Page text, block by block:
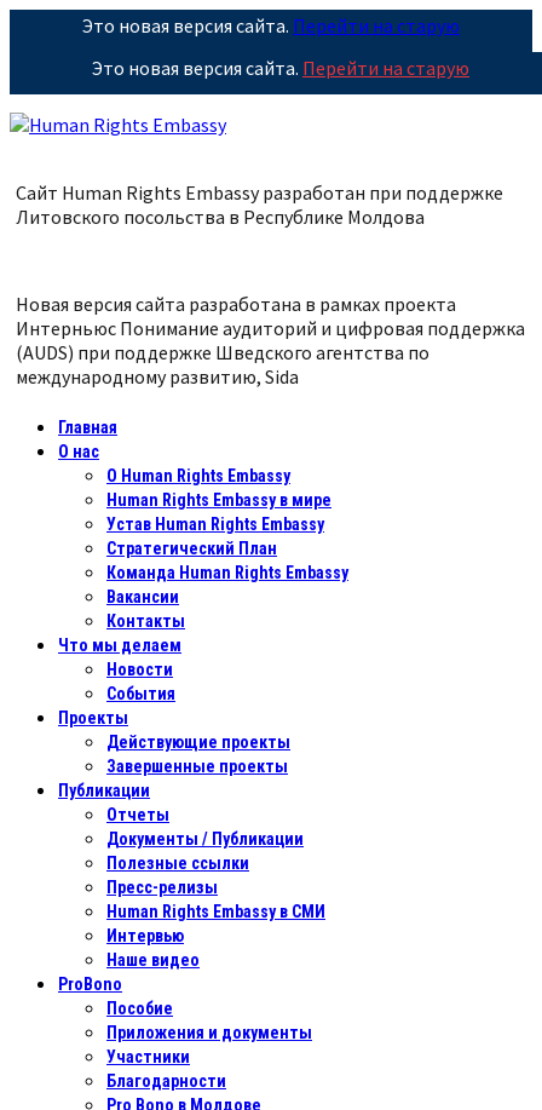
Это новая версия сайта. Перейти на старую
Это новая версия сайта. Перейти на старую
Сайт Human Rights Embassy разработан при поддержке
Литовского посольства в Республике Молдова
Новая версия сайта разработана в рамках проекта
Интерньюс Понимание аудиторий и цифровая поддержка
(AUDS) при поддержке Шведского агентства по
международному развитию, Sida
Главная
О нас
О Human Rights Embassy
Human Rights Embassy в мире
Устав Human Rights Embassy
Стратегический План
Команда Human Rights Embassy
Вакансии
Контакты
Что мы делаем
Новости
События
Проекты
Действующие проекты
Завершенные проекты
Публикации
Отчеты
Документы / Публикации
Полезные ссылки
Пресс-релизы
Human Rights Embassy в СМИ
Интервью
Наше видео
ProBono
Пособие
Приложения и документы
Участники
Благодарности
Pro Bono в Молдове